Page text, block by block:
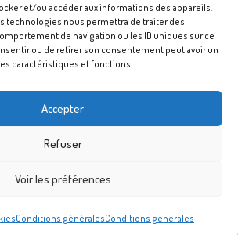
et/ou accéder aux informations des appareils.
technologies nous permettra de traiter des
de navigation ou les ID uniques sur ce
ou de retirer son consentement peut avoir un
caractéristiques et fonctions.
Accepter
Refuser
Voir les préférences
Conditions généralesConditions générales
05 65 75 54 00